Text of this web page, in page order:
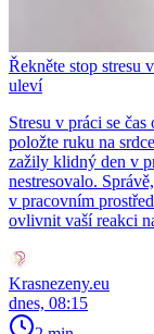
Řekněte stop stresu
uleví
Stresu v práci se
položte ruku na
zažily klidný den v
nestresovalo.
v pracovním
ovlivnit vaší reakci
Krasnezeny.eu
dnes, 08:15